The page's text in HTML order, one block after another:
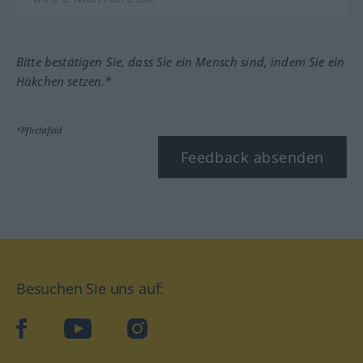
Bitte bestätigen Sie, dass Sie ein Mensch sind, indem Sie ein
Häkchen setzen.*
*Pflichtfeld
Feedback absenden
Besuchen Sie uns auf:
facebookYouTube Instagram